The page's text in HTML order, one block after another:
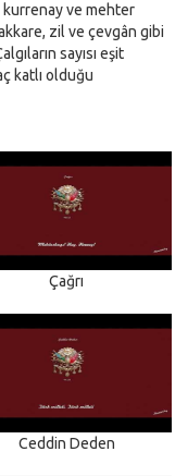
kurrenay ve mehter
zil ve çevgân gibi
sayısı eşit
katlı olduğu
Çağrı
Ceddin Deden